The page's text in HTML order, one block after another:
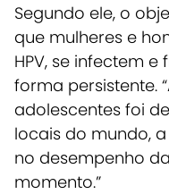
Segundo ele, o
que mulheres e
HPV, se infectem
forma persistente.
adolescentes foi
locais do mundo,
no desempenho
momento.”